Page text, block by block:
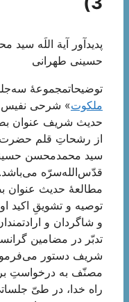
پدیدآور آیة اللَه سید
حسینی طهرانی
توضیحاتمجموعۀ
ملکوت» شرحی نفیس
حدیث شریف عنوان
از رشحاتِ قلم حضرت
سید محمدمحسن
قدّس‌الله‌سرّه می‌باشد.
مطالعۀ حدیث عنوان
توصیه و تشویقِ اکید
و شاگردان و
تدبّر در مضامین
شریف دستور
مصنّف به درخواستِ
راه خدا، در طیّ